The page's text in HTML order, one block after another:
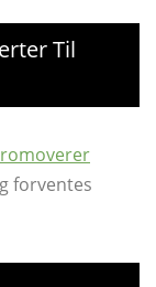
Til
forventes